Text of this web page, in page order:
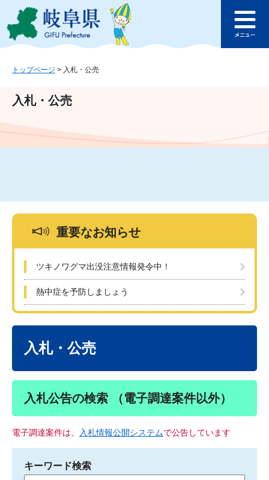
ジ
ュ
文
このページの本文へ
ュ
トップページ > 入札・公売
入札・公売
重要なお知らせ
ツキノワグマ出没注意情報発令中！
熱中症を予防しましょう
入札・公売
入札公告の検索 （電子調達案件以外）
電子調達案件は、 入札情報公開システムで公告しています
キーワード検索